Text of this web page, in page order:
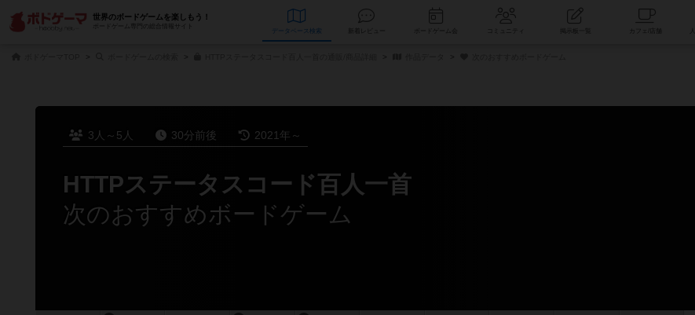
世界のボードゲームを楽しもう！
ボードゲーム専門の総合情報サイト
データベース コミュニティ
3人～5人 30分前後 2021年～
HTTPステータスコード百人一首
次のおすすめボードゲーム